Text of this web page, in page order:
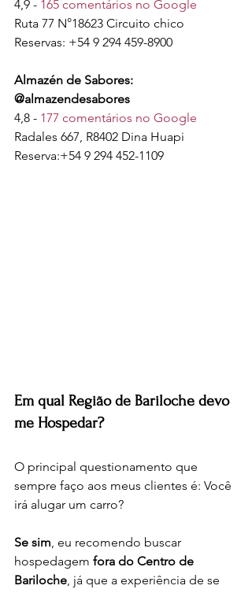
4,9 - 165 comentários no Google
Ruta 77 N°18623 Circuito chico
Reservas: +54 9 294 459-8900
Almazén de Sabores:
@almazendesabores
4,8 - 177 comentários no Google
Radales 667, R8402 Dina Huapi
Reserva:+54 9 294 452-1109
Em qual Região de Bariloche devo
me Hospedar?
O principal questionamento que
sempre faço aos meus clientes é: Você
irá alugar um carro?
Se sim, eu recomendo buscar
hospedagem fora do Centro de
Bariloche, já que a experiência de se